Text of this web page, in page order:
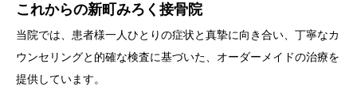
これからの新町みろく接骨院
当院では、患者様一人ひとりの症状と真摯に向き合い、丁寧なカ
ウンセリングと的確な検査に基づいた、オーダーメイドの治療を
提供しています。